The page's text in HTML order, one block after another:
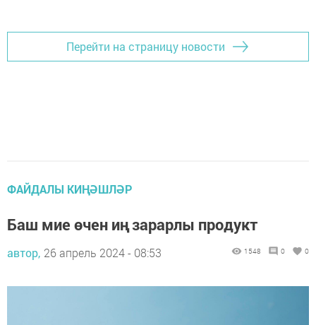
Перейти на страницу новости
ФАЙДАЛЫ КИҢӘШЛӘР
Баш мие өчен иң зарарлы продукт
автор, 26 апрель 2024 - 08:53 1548 0 0